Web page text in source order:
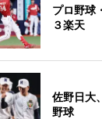
プロ野球
３楽天
佐野日大
野球